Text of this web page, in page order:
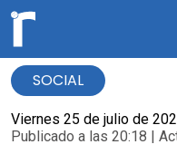
SOCIAL
Viernes 25 de julio de
Publicado a las 20:18 |